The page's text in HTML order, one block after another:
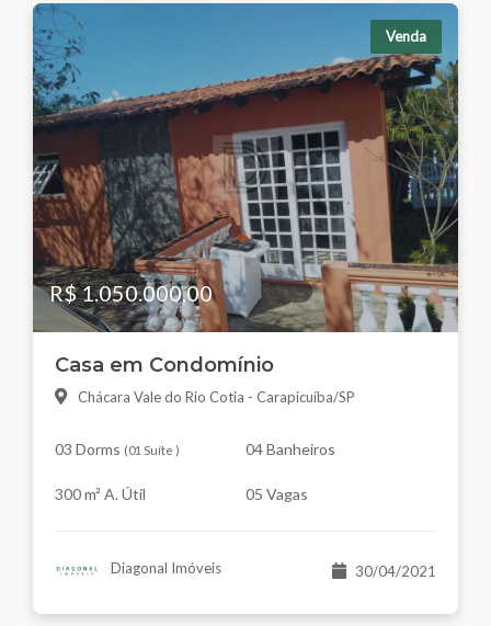
Venda
R$ 1.050.000,00
Casa em Condomínio
Chácara Vale do Rio Cotia - Carapicuíba/SP
03 Dorms (01 Suíte ) 04 Banheiros
300 m² A. Útil 05 Vagas
Diagonal Imóveis 30/04/2021